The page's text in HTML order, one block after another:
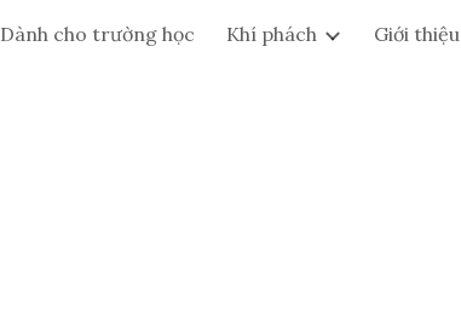
Skip to navigation
Dành cho trường học Khí phách Giới thiệu